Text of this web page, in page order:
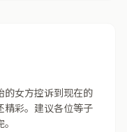
的女方控诉到现在的
精彩。建议各位等子